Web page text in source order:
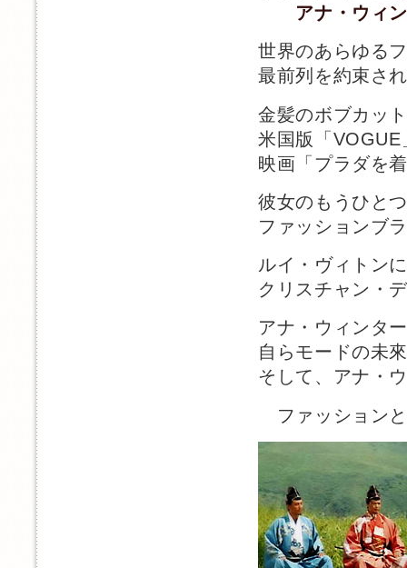
アナ・ウィン
世界のあらゆる
最前列を約束さ
金髪のボブカッ
米国版「
映画「プラダを
彼女のもうひと
ファッションブ
ルイ・ヴィトン
クリスチャン・
アナ・ウィンタ
自らモードの未
そして、アナ・
ファッション